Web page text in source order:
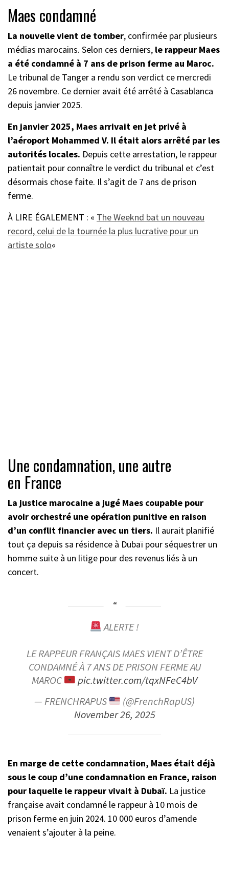
Maes condamné
La nouvelle vient de tomber, confirmée par plusieurs
médias marocains. Selon ces derniers, le rappeur Maes
a été condamné à 7 ans de prison ferme au Maroc.
Le tribunal de Tanger a rendu son verdict ce mercredi
26 novembre. Ce dernier avait été arrêté à Casablanca
depuis janvier 2025.
En janvier 2025, Maes arrivait en jet privé à
l’aéroport Mohammed V. Il était alors arrêté par les
autorités locales. Depuis cette arrestation, le rappeur
patientait pour connaître le verdict du tribunal et c’est
désormais chose faite. Il s’agit de 7 ans de prison
ferme.
À LIRE ÉGALEMENT : « The Weeknd bat un nouveau
record, celui de la tournée la plus lucrative pour un
artiste solo«
Une condamnation, une autre
en France
La justice marocaine a jugé Maes coupable pour
avoir orchestré une opération punitive en raison
d’un conflit financier avec un tiers. Il aurait planifié
tout ça depuis sa résidence à Dubaï pour séquestrer un
homme suite à un litige pour des revenus liés à un
concert.
ALERTE !
LE RAPPEUR FRANÇAIS MAES VIENT D’ÊTRE
CONDAMNÉ À 7 ANS DE PRISON FERME AU
MAROC
pic.twitter.com/tqxNFeC4bV
— FRENCHRAPUS
(@FrenchRapUS)
November 26, 2025
En marge de cette condamnation, Maes était déjà
sous le coup d’une condamnation en France, raison
pour laquelle le rappeur vivait à Dubaï. La justice
française avait condamné le rappeur à 10 mois de
prison ferme en juin 2024. 10 000 euros d’amende
venaient s’ajouter à la peine.